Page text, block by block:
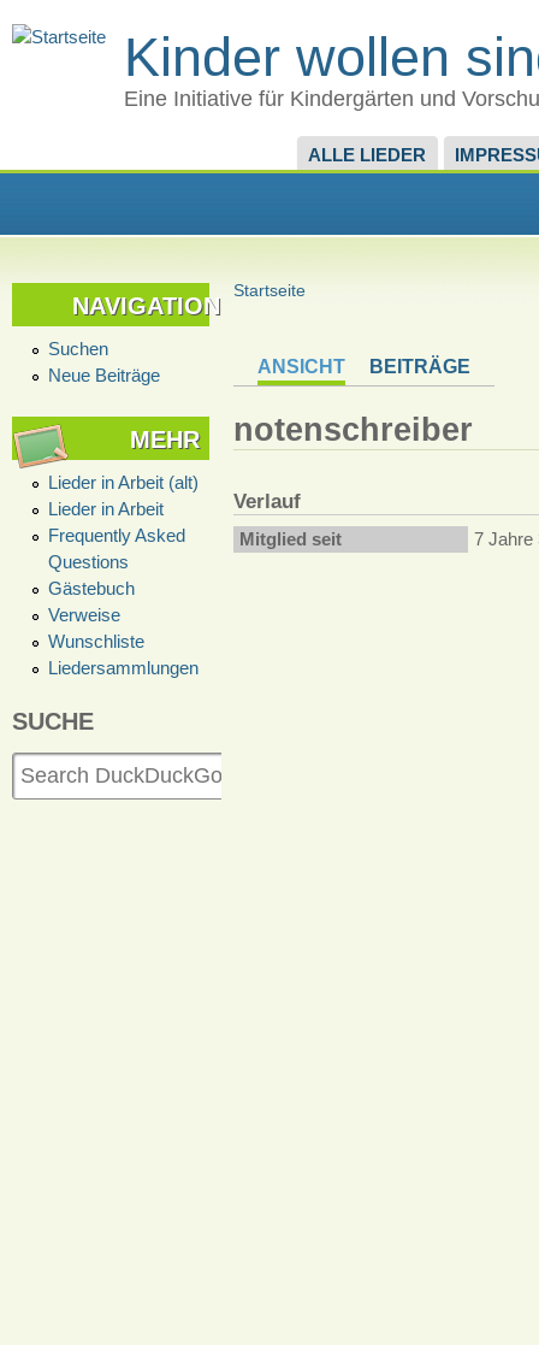
Kinder wollen
Eine Initiative für Kindergärten und
ALLE LIEDER
NAVIGATION
Suchen
Neue Beiträge
MEHR
Lieder in Arbeit (alt)
Lieder in Arbeit
Frequently Asked
Questions
Gästebuch
Verweise
Wunschliste
Liedersammlungen
SUCHE
Startseite
ANSICHT BEITRÄGE
notenschreiber
Verlauf
Mitglied seit 7 Jahre